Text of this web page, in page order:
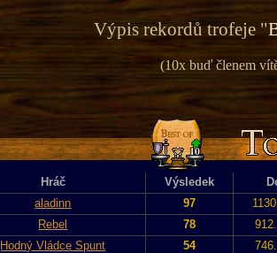
Výpis rekordů trofeje "
(10x buď členem
Hráč Výsledek
aladinn 97
Rebel 78
Hodný Vládce Spunt 54